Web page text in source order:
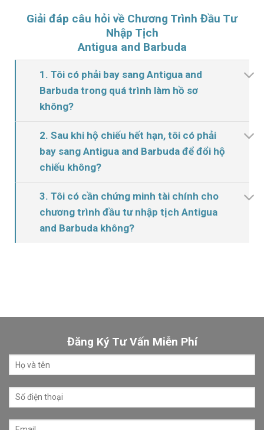
Giải đáp câu hỏi về Chương Trình Đầu Tư
Nhập Tịch
Antigua and Barbuda
1. Tôi có phải bay sang Antigua and
Barbuda trong quá trình làm hồ sơ
không?
2. Sau khi hộ chiếu hết hạn, tôi có phải
bay sang Antigua and Barbuda để đổi hộ
chiếu không?
3. Tôi có cần chứng minh tài chính cho
chương trình đầu tư nhập tịch Antigua
and Barbuda không?
Đăng Ký Tư Vấn Miễn Phí